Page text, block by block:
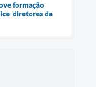
formação
diretores da